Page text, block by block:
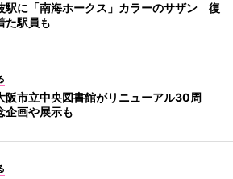
駅に「南海ホークス」カラーのサザン 復
た駅員も
阪市立中央図書館がリニューアル30周
画や展示も